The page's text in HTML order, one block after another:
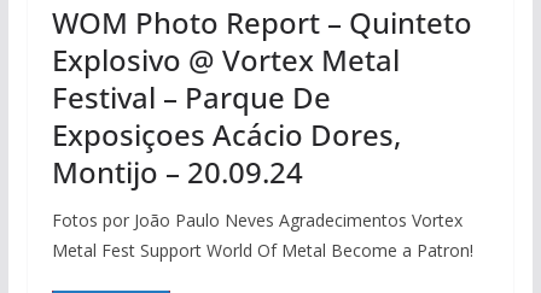
WOM Photo Report – Quinteto
Explosivo @ Vortex Metal
Festival – Parque De
Exposiçoes Acácio Dores,
Montijo – 20.09.24
Fotos por João Paulo Neves Agradecimentos Vortex
Metal Fest Support World Of Metal Become a Patron!